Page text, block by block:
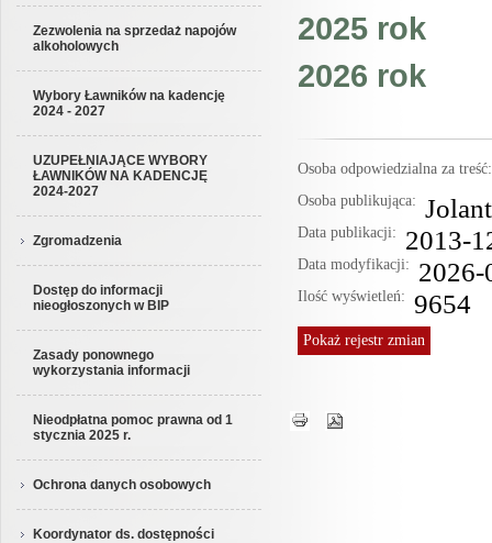
Zezwolenia na sprzedaż napojów
alkoholowych
Wybory Ławników na kadencję
2024 - 2027
UZUPEŁNIAJĄCE WYBORY
ŁAWNIKÓW NA KADENCJĘ
2024-2027
Zgromadzenia
Dostęp do informacji
nieogłoszonych w BIP
Zasady ponownego
wykorzystania informacji
Nieodpłatna pomoc prawna od 1
stycznia 2025 r.
Ochrona danych osobowych
Koordynator ds. dostępności
2025 rok
2026 rok
Osoba odpowiedzialna za
Osoba publikująca:
Data publikacji: 2013-
Data modyfikacji: 2026-
Ilość wyświetleń: 9654
Pokażrejestr zmian